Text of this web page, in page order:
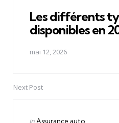
Les différents
disponibles en
mai 12, 2026
Next Post
Posted
inAssurance auto